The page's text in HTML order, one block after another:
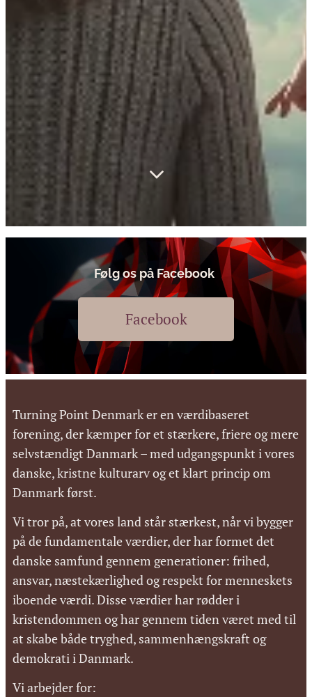
Følg os på Facebook
Facebook
Turning Point Denmark er en værdibaseret
forening, der kæmper for et stærkere, friere og mere
selvstændigt Danmark – med udgangspunkt i vores
danske, kristne kulturarv og et klart princip om
Danmark først.
Vi tror på, at vores land står stærkest, når vi bygger
på de fundamentale værdier, der har formet det
danske samfund gennem generationer: frihed,
ansvar, næstekærlighed og respekt for menneskets
iboende værdi. Disse værdier har rødder i
kristendommen og har gennem tiden været med til
at skabe både tryghed, sammenhængskraft og
demokrati i Danmark.
Vi arbejder for: